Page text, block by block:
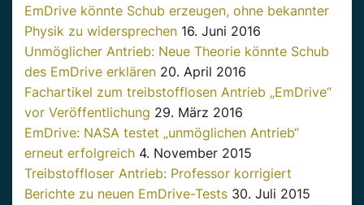
EmDrive könnte Schub erzeugen, ohne bekannter
Physik zu widersprechen 16. Juni 2016
Unmöglicher Antrieb: Neue Theorie könnte Schub
des EmDrive erklären 20. April 2016
Fachartikel zum treibstofflosen Antrieb „EmDrive“
vor Veröffentlichung 29. März 2016
EmDrive: NASA testet „unmöglichen Antrieb“
erneut erfolgreich 4. November 2015
Treibstoffloser Antrieb: Professor korrigiert
Berichte zu neuen EmDrive-Tests 30. Juli 2015